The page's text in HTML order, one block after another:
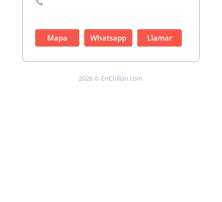

Mapa Whatsapp Llamar
2026 © EnChillán.com